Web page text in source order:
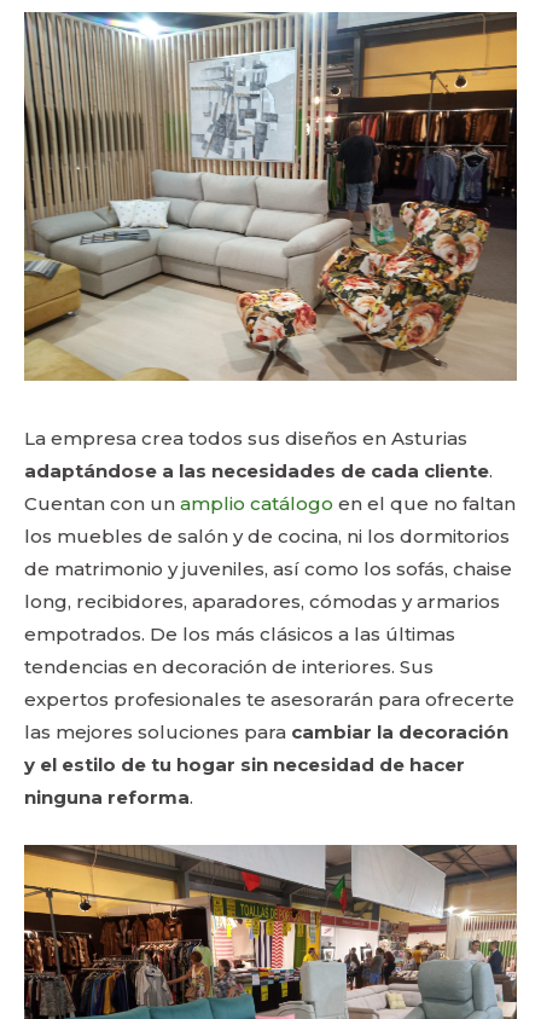
La empresa crea todos sus diseños en Asturias
adaptándose a las necesidades de cada cliente.
Cuentan con un amplio catálogo en el que no faltan
los muebles de salón y de cocina, ni los dormitorios
de matrimonio y juveniles, así como los sofás, chaise
long, recibidores, aparadores, cómodas y armarios
empotrados. De los más clásicos a las últimas
tendencias en decoración de interiores. Sus
expertos profesionales te asesorarán para ofrecerte
las mejores soluciones para cambiar la decoración
y el estilo de tu hogar sin necesidad de hacer
ninguna reforma.